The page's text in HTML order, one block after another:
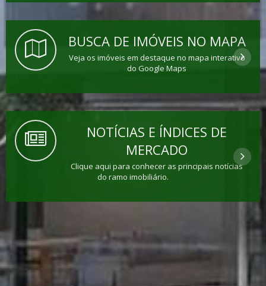
BUSCA DE IMÓVEIS NO MAPA
Veja os imóveis em destaque no mapa interativo
do Google Maps
NOTÍCIAS E ÍNDICES DE
MERCADO
Clique aqui para conhecer as principais notícias
do ramo imobiliário.